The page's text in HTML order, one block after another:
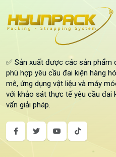
✅ Sản xuất được các sản phẩm
phù hợp yêu cầu đai kiện hàng
mê, ứng dụng vật liệu và máy
với khảo sát thực tế yêu cầu đai
vấn giải pháp.